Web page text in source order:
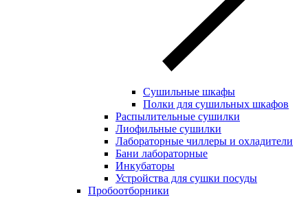
Сушильные шкафы
Полки для сушильных шкафов
Распылительные сушилки
Лиофильные сушилки
Лабораторные чиллеры и охладители
Бани лабораторные
Инкубаторы
Устройства для сушки посуды
Пробоотборники